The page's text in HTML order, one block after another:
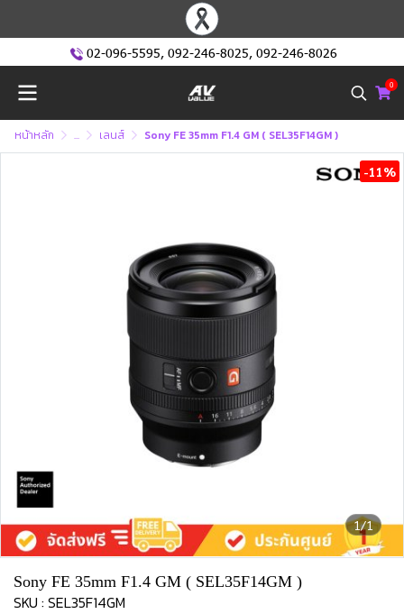
02-096-5595, 092-246-8025, 092-246-8026
0
หน้าหลัก ... เลนส์ Sony FE 35mm F1.4 GM ( SEL35F14GM )
1/1
-11%
Sony FE 35mm F1.4 GM ( SEL35F14GM )
SKU : SEL35F14GM